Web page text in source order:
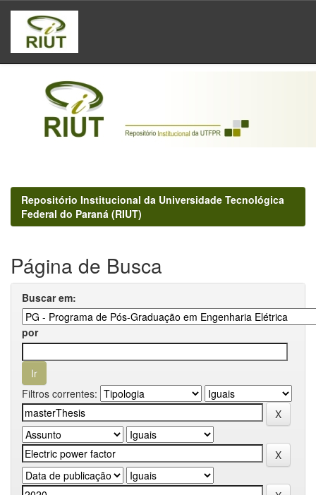
Skip
navigation
Repositório Institucional da Universidade Tecnológica
Federal do Paraná (RIUT)
Página de Busca
Buscar em:
por
Filtros correntes: